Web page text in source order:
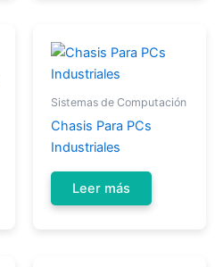
Sistemas de Computación
Chasis Para PCs
Industriales
Leer más